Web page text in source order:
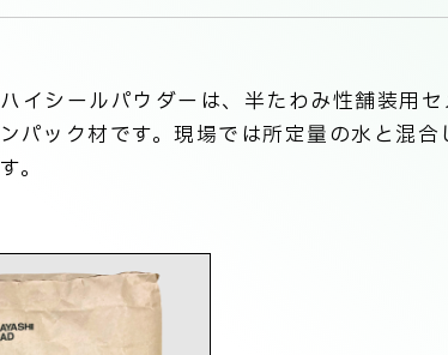
ハイシールパウダーは、半たわみ性舗装用
ンパック材です。現場では所定量の水と混
す。